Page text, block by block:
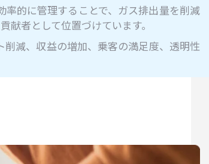
的に管理することで、ガス排出量を削減
者として位置づけています。
減、収益の増加、乗客の満足度、透明性